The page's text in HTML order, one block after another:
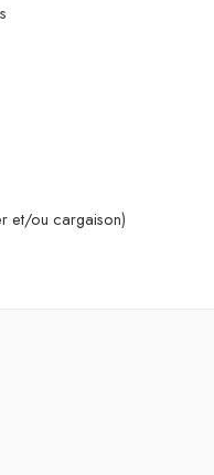
et/ou cargaison)